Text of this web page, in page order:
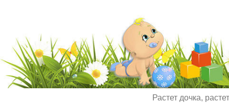
Растет дочка,